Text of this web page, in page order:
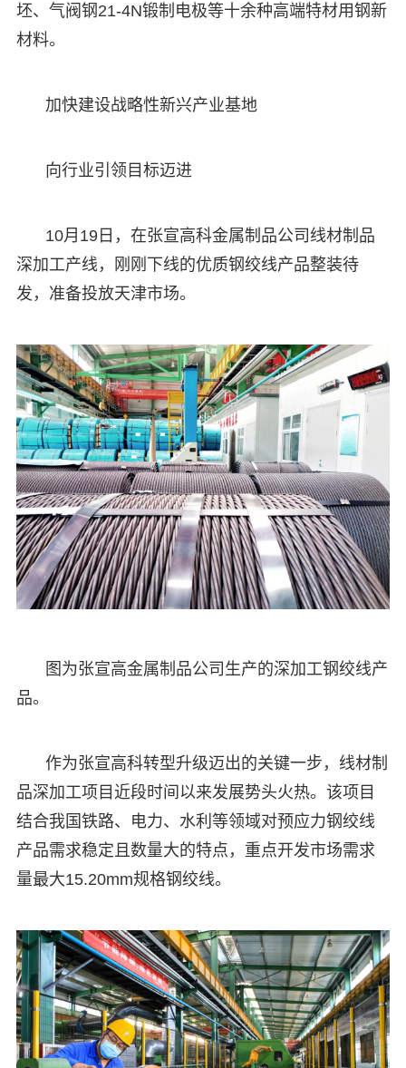
坯、气阀钢21-4N锻制电极等十余种高端特材用钢新
材料。
加快建设战略性新兴产业基地
向行业引领目标迈进
10月19日，在张宣高科金属制品公司线材制品
深加工产线，刚刚下线的优质钢绞线产品整装待
发，准备投放天津市场。
图为张宣高金属制品公司生产的深加工钢绞线产
品。
作为张宣高科转型升级迈出的关键一步，线材制
品深加工项目近段时间以来发展势头火热。该项目
结合我国铁路、电力、水利等领域对预应力钢绞线
产品需求稳定且数量大的特点，重点开发市场需求
量最大15.20mm规格钢绞线。